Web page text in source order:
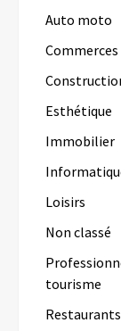
Auto moto
Commerces
Esthétique
Immobilier
Loisirs
Non classé
tourisme
Restaurants